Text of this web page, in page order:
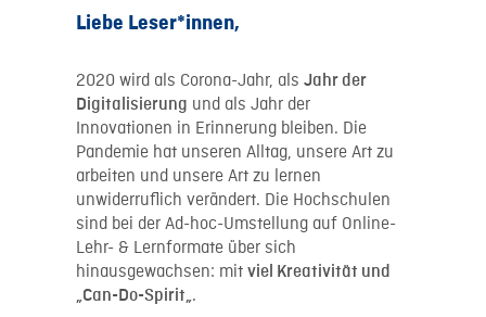
Liebe Leser*innen,
2020 wird als Corona-Jahr, als Jahr der
Digitalisierung und als Jahr der
Innovationen in Erinnerung bleiben. Die
Pandemie hat unseren Alltag, unsere Art zu
arbeiten und unsere Art zu lernen
unwiderruflich verändert. Die Hochschulen
sind bei der Ad-hoc-Umstellung auf Online-
Lehr- & Lernformate über sich
hinausgewachsen: mit viel Kreativität und
„Can-Do-Spirit„.